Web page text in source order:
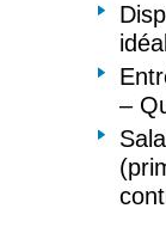
–